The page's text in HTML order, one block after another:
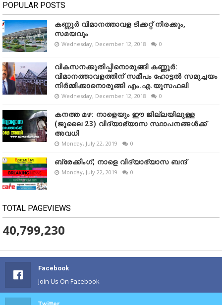
POPULAR POSTS
കണ്ണൂർ വിമാനത്താവള ടിക്കറ്റ് നിരക്കും,
സമയവും
Wednesday, December 12, 2018 0
വികസനക്കുതിപ്പിനൊരുങ്ങി കണ്ണൂർ:
വിമാനത്താവളത്തിന് സമീപം ഹോട്ടൽ സമുച്ചയം
നിർമ്മിക്കാനൊരുങ്ങി എം.എ.യൂസഫലി
Wednesday, December 12, 2018 0
കനത്ത മഴ: നാളെയും ഈ ജില്ലയിലുള്ള
(ജൂലൈ 23) വിദ്യാഭ്യാസ സ്ഥാപനങ്ങൾക്ക്
അവധി
Monday, July 22, 2019 0
ബ്രേക്കിംഗ്; നാളെ വിദ്യാഭ്യാസ ബന്ദ്
Monday, July 22, 2019 0
TOTAL PAGEVIEWS
40,799,230
Facebook
Join Us On Facebook